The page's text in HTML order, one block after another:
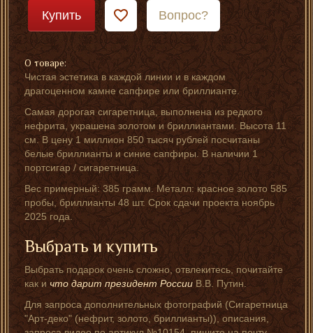
Купить Вопрос?
О товаре:
Чистая эстетика в каждой линии и в каждом
драгоценном камне сапфире или бриллианте.
Самая дорогая сигаретница, выполнена из редкого
нефрита, украшена золотом и бриллиантами. Высота 11
см. В цену 1 миллион 850 тысяч рублей посчитаны
белые бриллианты и синие сапфиры. В наличии 1
портсигар / сигаретница.
Вес примерный: 385 грамм. Металл: красное золото 585
пробы, бриллианты 48 шт. Срок сдачи проекта ноябрь
2025 года.
Выбрать и купить
Выбрать подарок очень сложно, отвлекитесь, почитайте
как ичто дарит президент РоссииВ.В. Путин.
Для запроса дополнительных фотографий (Сигаретница
"Арт-деко" (нефрит, золото, бриллианты)), описания,